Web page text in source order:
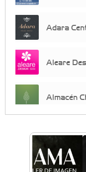
Adara
Aleare
Almacén
Arq.